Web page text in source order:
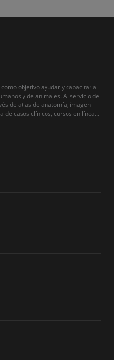
objetivo ayudar y capacitar a
y de animales. Al servicio de
de atlas de anatomía, imagen
de casos clínicos, cursos en línea...